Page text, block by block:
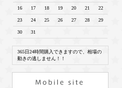
16 17 18 19 20 21 22
23 24 25 26 27 28 29
30 31
365日24時間購入できますので、相場の
動きの逃しません！！